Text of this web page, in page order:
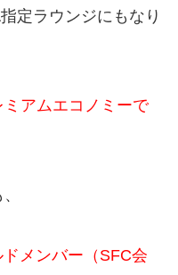
定ラウンジにもなり
アムエコノミーで
メンバー（SFC会